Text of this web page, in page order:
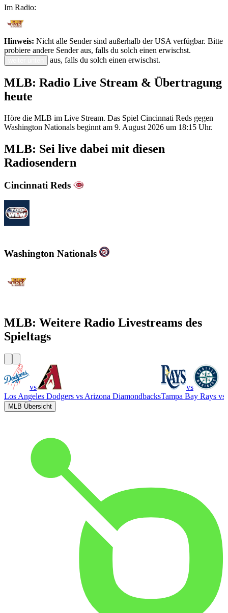
Im Radio:
Hinweis: Nicht alle Sender sind außerhalb der USA verfügbar. Bitte
probiere andere Sender aus, falls du solch einen erwischst.
aus, falls du solch einen erwischst.
MLB: Radio Live Stream & Übertragung
heute
Höre die MLB im Live Stream. Das Spiel Cincinnati Reds gegen
Washington Nationals beginnt am 9. August 2026 um 18:15 Uhr.
MLB: Sei live dabei mit diesen
Radiosendern
Cincinnati Reds
Washington Nationals
MLB: Weitere Radio Livestreams des
Spieltags
vs
Los Angeles Dodgers vs Arizona Diamondbacks
vs
Tampa Bay Rays vs
MLB Übersicht